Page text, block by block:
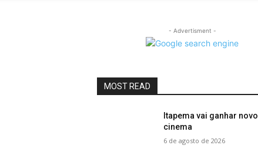
- Advertisment -
MOST READ
Itapema vai ganhar novo
cinema
6 de agosto de 2026